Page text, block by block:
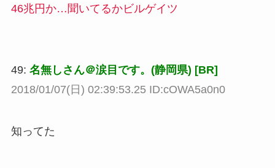
46兆円か…聞いてるかビルゲイツ
49: 名無しさん＠涙目です。(静岡県) [BR]
2018/01/07(日) 02:39:53.25 ID:cOWA5a0n0
知ってた